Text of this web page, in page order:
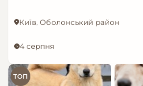
Київ, Оболонський район
4 серпня
ТОП